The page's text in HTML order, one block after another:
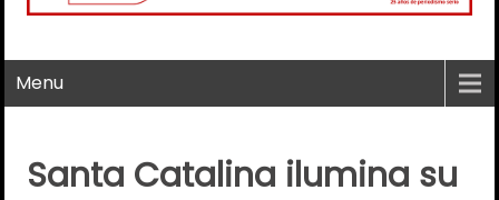
Menu
Santa Catalina ilumina su